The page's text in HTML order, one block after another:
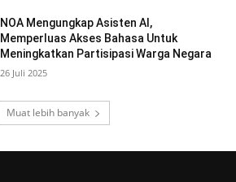
NOA Mengungkap Asisten AI,
Memperluas Akses Bahasa Untuk
Meningkatkan Partisipasi Warga Negara
26 Juli 2025
Muat lebih banyak